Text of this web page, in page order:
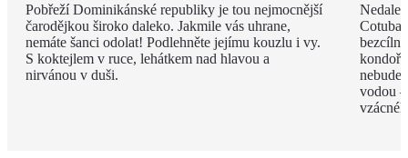
Pobřeží Dominikánské republiky je tou nejmocnější
čarodějkou široko daleko. Jakmile vás uhrane,
nemáte šanci odolat! Podlehněte jejímu kouzlu i vy.
S koktejlem v ruce, lehátkem nad hlavou a
nirvánou v duši.
vodou